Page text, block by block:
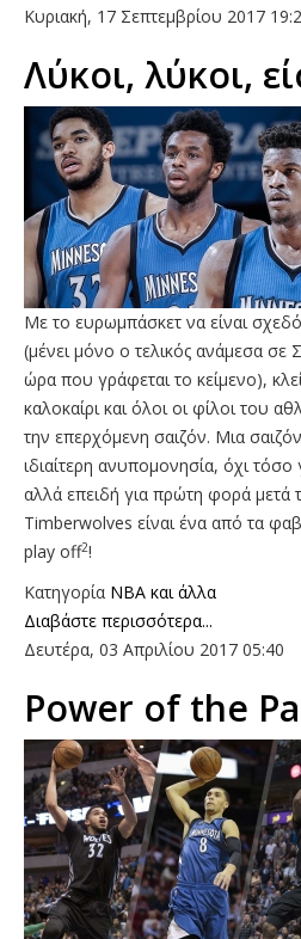
Κυριακή, 17 Σεπτεμβρίου 2017
Λύκοι, λύκοι,
Με το ευρωμπάσκετ να είναι
(μένει μόνο ο τελικός ανάμεσα σε
ώρα που γράφεται το κείμενο),
καλοκαίρι και όλοι οι φίλοι του
την επερχόμενη σαιζόν. Μια
ιδιαίτερη ανυπομονησία, όχι τόσο
αλλά επειδή για πρώτη φορά μετά
Timberwolves είναι ένα από τα
play off2!
Κατηγορία NBA και άλλα
Διαβάστε περισσότερα...
Δευτέρα, 03 Απριλίου 2017 05:40
Power of the